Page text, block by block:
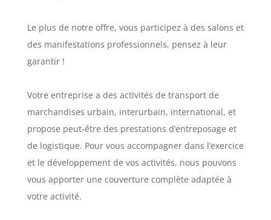
Le plus de notre offre, vous participez à des salons et
des manifestations professionnels, pensez à leur
garantir !
Votre entreprise a des activités de transport de
marchandises urbain, interurbain, international, et
propose peut-être des prestations d’entreposage et
de logistique. Pour vous accompagner dans l’exercice
et le développement de vos activités, nous pouvons
vous apporter une couverture complète adaptée à
votre activité.